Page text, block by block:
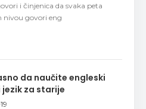
i činjenica da svaka peta
nivou govori eng
da naučite engleski
jezik za starije